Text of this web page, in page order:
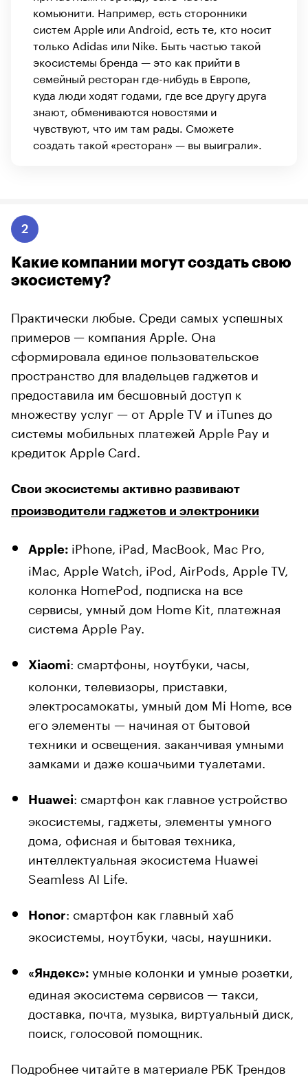
комьюнити. Например, есть сторонники
систем Apple или Android, есть те, кто носит
только Adidas или Nike. Быть частью такой
экосистемы бренда — это как прийти в
семейный ресторан где-нибудь в Европе,
куда люди ходят годами, где все другу друга
знают, обмениваются новостями и
чувствуют, что им там рады. Сможете
создать такой «ресторан» — вы выиграли».
2
Какие компании могут создать свою
экосистему?
Практически любые. Среди самых успешных
примеров — компания Apple. Она
сформировала единое пользовательское
пространство для владельцев гаджетов и
предоставила им бесшовный доступ к
множеству услуг — от Apple TV и iTunes до
системы мобильных платежей Apple Pay и
кредиток Apple Card.
Свои экосистемы активно развивают
производители гаджетов и электроники
Apple: iPhone, iPad, MacBook, Mac Pro,
iMac, Apple Watch, iPod, AirPods, Apple TV,
колонка HomePod, подписка на все
сервисы, умный дом Home Kit, платежная
система Apple Pay.
Xiaomi: смартфоны, ноутбуки, часы,
колонки, телевизоры, приставки,
электросамокаты, умный дом Mi Home, все
его элементы — начиная от бытовой
техники и освещения. заканчивая умными
замками и даже кошачьими туалетами.
Huawei: смартфон как главное устройство
экосистемы, гаджеты, элементы умного
дома, офисная и бытовая техника,
интеллектуальная экосистема Huawei
Seamless AI Life.
Honor: смартфон как главный хаб
экосистемы, ноутбуки, часы, наушники.
«Яндекс»: умные колонки и умные розетки,
единая экосистема сервисов — такси,
доставка, почта, музыка, виртуальный диск,
поиск, голосовой помощник.
Подробнее читайте в материале РБК Трендов